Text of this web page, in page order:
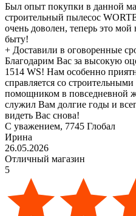
Был опыт покупки в данной
строительный пылесос
очень доволен, теперь это
быту!
+ Доставили в оговоренные
Благодарим Вас за высокую
1514 WS! Нам особенно
справляется со
помощником в повседневной
служил Вам долгие годы и
видеть Вас снова!
С уважением, 7745 Глобал
Ирина
26.05.2026
Отличный магазин
5